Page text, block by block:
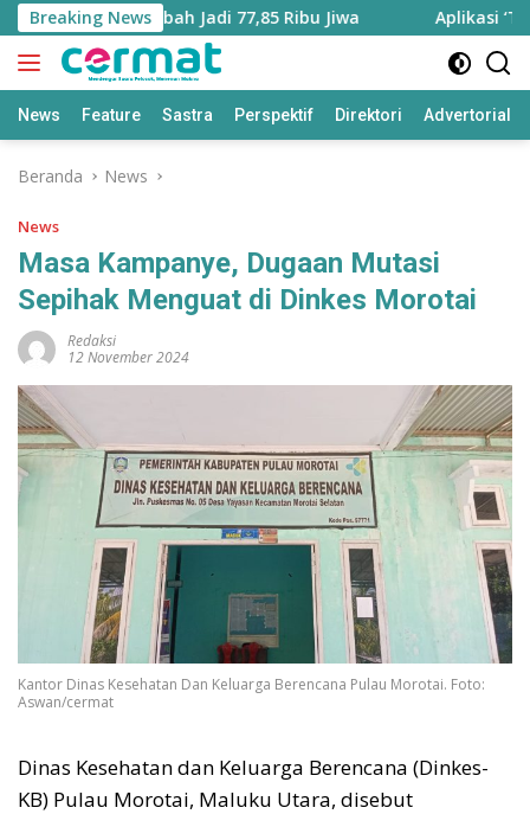
Langsung
ke
konten
Breaking News
Bertambah Jadi 77,85 Ribu Jiwa Aplikasi ‘Teras
News Feature Sastra Perspektif Direktori Advertorial
Beranda News
News
Masa Kampanye, Dugaan Mutasi
Sepihak Menguat di Dinkes Morotai
Redaksi
12 November 2024
Kantor Dinas Kesehatan Dan Keluarga Berencana Pulau Morotai. Foto:
Aswan/cermat
Dinas Kesehatan dan Keluarga Berencana (Dinkes-
KB) Pulau Morotai, Maluku Utara, disebut